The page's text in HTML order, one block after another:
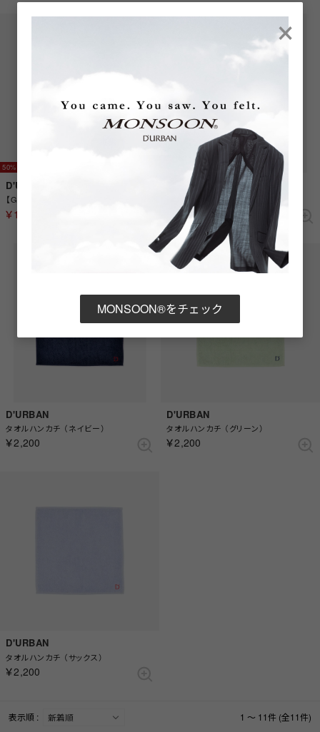
50%
D'URBAN
￥14,300
D'URBAN
タオルハンカチ （ブラック）
￥2,200
D'URBAN
タオルハンカチ （ネイビー）
￥2,200
D'URBAN
タオルハンカチ （グリーン）
￥2,200
D'URBAN
タオルハンカチ （サックス）
￥2,200
表示順 : 1 ～ 11件 (全11件)
×
MONSOON®をチェック